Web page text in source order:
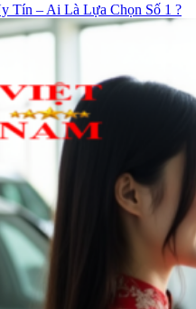
Tín – Ai Là Lựa Chọn Số 1 ?